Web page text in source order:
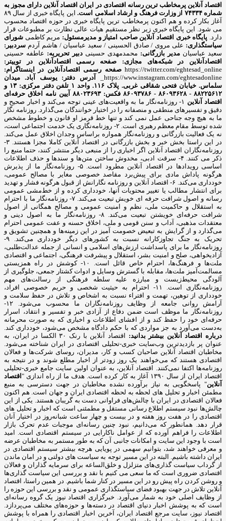
اقتصاد آنلاین پرمخاطب ترین رسانه اقتصادی در ایران اقتصاد آنلاین دارای مجوز به
شماره ۷۴۳۳۴ از وزارت فرهنگ و ارشاد اسلامی است.
این پایگاه خبری از سال ۸۹
آغاز بکار کرده و هم اکنون پرمخاطب ترین پایگاه خبری در حوزه اقتصاد محسوب
می شود. این پایگاه خبری زیر نظر مستقیم هیات عالی نظارت بر مطبوعات قرار
دارد. پایگاه خبری اقتصاد آنلاین صاحب امتیاز و مدیرمسئول: مریم کاظمی شورای
سیاستگذاری: علی مروی / صادق الحسینی / سعید عباسیان / هاشم آردم سردبیر:
سعید عباسیان مدیر بازرگانی: محمدمهدی حسینی دبیر تحریریه: عاطفه حسینی
اقتصادآنلاین در شبکه‌های مجازی:
صفحه رسمی اقتصادآنلاین در توییتر:
https://twitter.com/eghtesad_online صفحه رسمی اقتصادآنلاین در اینستاگرام:
https://www.instagram.com/eghtesadonline_
آدرس دفتر: یوسف آباد. میدان
سلماس. خیابان فتحی شقاقی غربی. پلاک ۱۱۶. واحد ۱
تلفن دفتر مرکزی: ۱۳ و
۸۸۲۲۵۶۱۲ - ۸۶۰۹۳۶۲۸ - ۸۶۰۹۳۷۸۶ فکس: ۸۸۰۲۳۶۹۳
آیین نامه اخلاق حرفه‌ای
اقتصاد آنلاین
۱- روزنامه‌نگار ما به واقعیت‌های عینی توجه می‌کند و اخبار صحیح و
دقیق و تفسیرهای منطقی و منصفانه را در اختیار خوانندگان می‌گذارد. روزنامه نگار
ما به هیچ وجه جناحی عمل نمی کند و تنها خط قرمز او قانون و خطوط مشخص
شده توسط مقام معظم رهبری است. ۲- روزنامه‌نگاری یک خدمت اجتماعی است،
نه یک فعالیت بازرگانی و روزنامه‌نگار همواره براساس وجدان اخلاق عمل می‌کند.
در این راستا بخش خبر و بخش بازرگانی در اقتصاد آنلاین کاملا مجزا هستند. ۳-
روزنامه‌نگاران اقتصاد آنلاین اگر اخباری را از منبعی دیگر منتشر کنند، حتما منبع را
ذکر می کنند. ۴- سرقت ادبی، مخدوش ساختن متن‌ها و سندها و حذف اطلاعات
اساسی رویدادها در اقتصاد آنلاین مطرود است. ۵- روزنامه‌نگار ما از پذیرش
هرگونه پاداش مادی برای پیش‌برد مقاصد خصوصی مغایر با مصالح عمومی،
خودداری می‌کند. ۶- اقتصاد آنلاین و روزنامه نگارانش از قبول هرگونه فشار و تهدید
برای انتشار مطالب یا تغییر محتویات آنها، خودداری کرده و از خط‌مشی عمومی
رسانه و اصول شرافت حرفه ای خویش تبعیت می‌کند. ۷- روزنامه‌نگار ما با احترام
به استقلال و حاکمیت ملی، نظم و امنیت عمومی و مصالح همگانی از اصول
شرافت حرفه‌ای خویشتن تبعیت می‌کند. ۸- روزنامه‌نگار ما به اصول دینی و
معتقدات مذهبی، آداب و سنن قومی و ملی، اخلاق حسنه و عفت عمومی احترام
می‌گذارد و از گرایش به تبعیض خصومت آمیز در این زمینه‌ها و همچنین تشویق و
تحریک به جنگ تجاوزکارانه نسبت به کشورهای دیگر خودداری می‌کند. ۹-
روزنامه‌نگار ما برای پاسداشت ارزش‌های اسلامی و انسانی از جمله عدالت‌طلبی،
آزادیخواهی، صلح و امنیت بشر، استقلال و پیشرفت فرهنگی، اجتماعی و اقتصادی
ملت‌ها و فرهنگ‌ها، احترام خاص قائل است. ۱۰- کوشش در راه همزیستی
مسالمت‌آمیز ملت‌ها، مقابله با گسترش وسایل و ادوات کشتار جمعی، جلوگیری از
آلودگی محیط‌زیست و مبارزه علیه سلطه فرهنگی از رسالت‌های مهم
روزنامه‌نگاری است. ۱۱- احترام به حیثیت شخصی و حریم خصوصی افراد،
خودداری از توهین، تهمت و افتراء نسبت به اشخاص و تلاش در حفظ سلامت و
آرامش روانی جامعه از وظایف روزنامه‌نگاران ما محسوب می‌شود. ۱۲-
روزنامه‌نگار ما موظف است ضمن دفاع از آزادی خبر و تفسیر و انتقاد، اسرار
حرفه‌ای خود را حفظ کند و از افشای اطلاعات و اخباری که به صورت محرمانه
به‌دست می‌آورد به جز مواردی که با حکم دادگاه مشخص می‌شود، خودداری کند.
درباره اقتصاد آنلاین بیشتر بدانید:
اقتصاد آنلاین با رنک ۳۰ الکسا در ایران، به
عنوان پر بازدیدترین وب‌سایت خبری-تحلیلی اقتصادی در ایران شناخته می‌شود.
مخاطبان اقتصاد آنلاین صاحبان کسب و کار، مدیران، روسای شرکت‌ها و فعالان
اقتصادی هستند که می‌خواهند یک روز زودتر از اخبار مطلع شوند و در نتیجه به
روزنامه‌ها اکتفا نمی‌کنند. اقتصاد آنلاین، به عنوان اولین سایت جامع خبری-تحلیلی
اقتصاد ایران از سال ۱۳۹۰ آغاز به کار کرده است. هدف ما از راه اندازی "
اقتصاد
آنلاین" پاسخگویی به نیاز برآورده نشده مخاطبان در جهت دسترسی به منبع
مطمئن اخبار و تحلیل های لحظه به لحظه اقتصادی ایران و جهان است. هم اکنون
فعالان اقتصادی در ایران با چالش‌های فراوانی دست به گریبان هستند. یکی از این
چالش‌ها نبود سیستم اطلاع رسانی مستقل و مطمئنی است که اخبار و تحلیل های
اقتصادی را در هفت روز هفته و در بیست و چهار ساعت شبانه‌روز در اختیار آنان
قرار دهد. همانطور که می‌دانیم، نبود چنین رسانه‌ای موجبات عدم تحرک بازار
اطلاعات را فراهم آورده که از عوامل ناکارایی در سیستم اقتصادی است. امید
است با وجود این سایت و امکانات جانبی آن که به طور مستمر به مخاطبان عرضه
و معرفی خواهند شد، بتوانیم سهمی در پویایی هرچه بیشتر سیستم اقتصادی در
ایران داشته باشیم. البته در این مسیر توجه به سیاست های دولتی و در امان ماندن
از گرداب سیاست گذاری‌های متزلزل و خلق‌الساعه برای سرمایه گذاران و فعالان
اقتصادی ضروری است که ما سعی می کنیم با نقد و بررسی این سیاست گذاری‌ها
و روشن کردن راه پیش رو در این مسیر در کنار شما باشیم. در همین راستا، اقتصاد
آنلاین تلاش در جهت بهبود فضای سیاستگذاری عمومی و نقد و بررسی این حوزه را
از وظایف اصلی خود به شمار می‌آورد. خبرگزاری اقتصاد نیوز یک گروه رسانه‌ای
است که به پوشش اخبار دنیای اقتصاد در دسته‌ها و حوزه‌های مختلف می‌پردازد.
اقتصاد نیوز، سایت مرجع اقتصاد ایران، آخرین اخبار اقتصادی را همراه با پوشش